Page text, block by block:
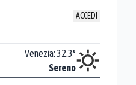
ACCEDI
Venezia:32.3°
Sereno